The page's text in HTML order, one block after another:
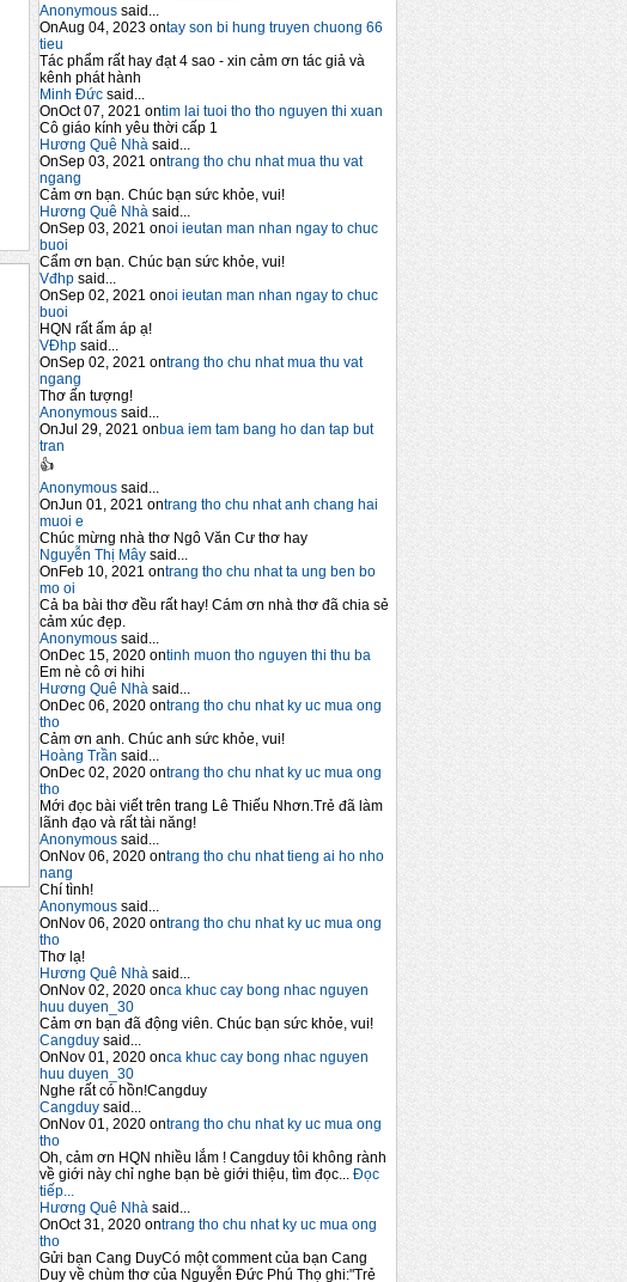
Anonymous said...
OnAug 04, 2023 ontay son bi hung truyen chuong 66
tieu
Tác phẩm rất hay đạt 4 sao - xin cảm ơn tác giả và
kênh phát hành
Minh Đức said...
OnOct 07, 2021 ontim lai tuoi tho tho nguyen thi xuan
Cô giáo kính yêu thời cấp 1
Hương Quê Nhà said...
OnSep 03, 2021 ontrang tho chu nhat mua thu vat
ngang
Cảm ơn bạn. Chúc bạn sức khỏe, vui!
Hương Quê Nhà said...
OnSep 03, 2021 onoi ieutan man nhan ngay to chuc
buoi
Cẩm ơn bạn. Chúc bạn sức khỏe, vui!
Vđhp said...
OnSep 02, 2021 onoi ieutan man nhan ngay to chuc
buoi
HQN rất ấm áp ạ!
VĐhp said...
OnSep 02, 2021 ontrang tho chu nhat mua thu vat
ngang
Thơ ấn tượng!
Anonymous said...
OnJul 29, 2021 onbua iem tam bang ho dan tap but
tran
👍
Anonymous said...
OnJun 01, 2021 ontrang tho chu nhat anh chang hai
muoi e
Chúc mừng nhà thơ Ngô Văn Cư thơ hay
Nguyễn Thị Mây said...
OnFeb 10, 2021 ontrang tho chu nhat ta ung ben bo
mo oi
Cả ba bài thơ đều rất hay! Cám ơn nhà thơ đã chia sẻ
cảm xúc đẹp.
Anonymous said...
OnDec 15, 2020 ontinh muon tho nguyen thi thu ba
Em nè cô ơi hihi
Hương Quê Nhà said...
OnDec 06, 2020 ontrang tho chu nhat ky uc mua ong
tho
Cảm ơn anh. Chúc anh sức khỏe, vui!
Hoàng Trần said...
OnDec 02, 2020 ontrang tho chu nhat ky uc mua ong
tho
Mới đọc bài viết trên trang Lê Thiếu Nhơn.Trẻ đã làm
lãnh đạo và rất tài năng!
Anonymous said...
OnNov 06, 2020 ontrang tho chu nhat tieng ai ho nho
nang
Chí tình!
Anonymous said...
OnNov 06, 2020 ontrang tho chu nhat ky uc mua ong
tho
Thơ lạ!
Hương Quê Nhà said...
OnNov 02, 2020 onca khuc cay bong nhac nguyen
huu duyen_30
Cảm ơn bạn đã động viên. Chúc bạn sức khỏe, vui!
Cangduy said...
OnNov 01, 2020 onca khuc cay bong nhac nguyen
huu duyen_30
Nghe rất có hồn!Cangduy
Cangduy said...
OnNov 01, 2020 ontrang tho chu nhat ky uc mua ong
tho
Oh, cảm ơn HQN nhiều lắm ! Cangduy tôi không rành
về giới này chỉ nghe bạn bè giới thiệu, tìm đọc...
Đọc
tiếp...
Hương Quê Nhà said...
OnOct 31, 2020 ontrang tho chu nhat ky uc mua ong
tho
Gửi bạn Cang DuyCó một comment của bạn Cang
Duy về chùm thơ của Nguyễn Đức Phú Thọ ghi:"Trẻ